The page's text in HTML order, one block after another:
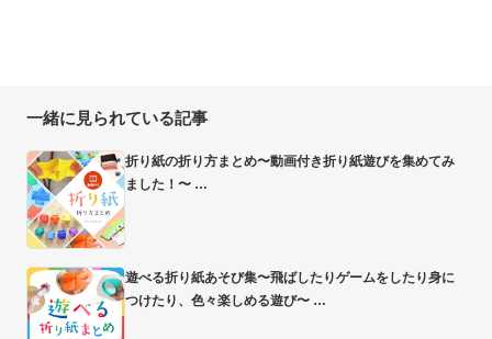
一緒に見られている記事
折り紙の折り方まとめ〜動画付き折り紙遊びを集めてみ
ました！〜
遊べる折り紙あそび集〜飛ばしたりゲームをしたり身に
つけたり、色々楽しめる遊び〜